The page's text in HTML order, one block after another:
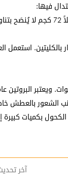
فيها:
استعمل
الشعور بالعطش
بكميات
آخر